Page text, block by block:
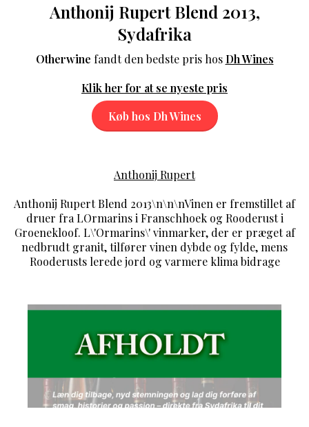
Anthonij Rupert Blend 2013,
Sydafrika
Otherwine fandt den bedste pris hos Dh Wines
Klik her for at se nyeste pris
Køb hos Dh Wines
Anthonij Rupert
Anthonij Rupert Blend 2013\n\n\nVinen er fremstillet af
druer fra LOrmarins i Franschhoek og Rooderust i
Groenekloof. L\'Ormarins\' vinmarker, der er præget af
nedbrudt granit, tilfører vinen dybde og fylde, mens
Rooderusts lerede jord og varmere klima bidrage